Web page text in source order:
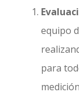
equipo
para